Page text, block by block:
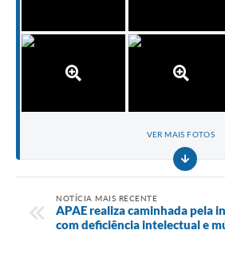
VER MAIS FOTOS
NOTÍCIA MAIS RECENTE
APAE realiza caminhada pela
com deficiência intelectual e